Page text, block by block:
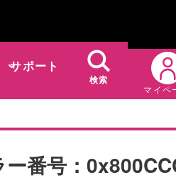
サポート
検索
マイペ
番号：